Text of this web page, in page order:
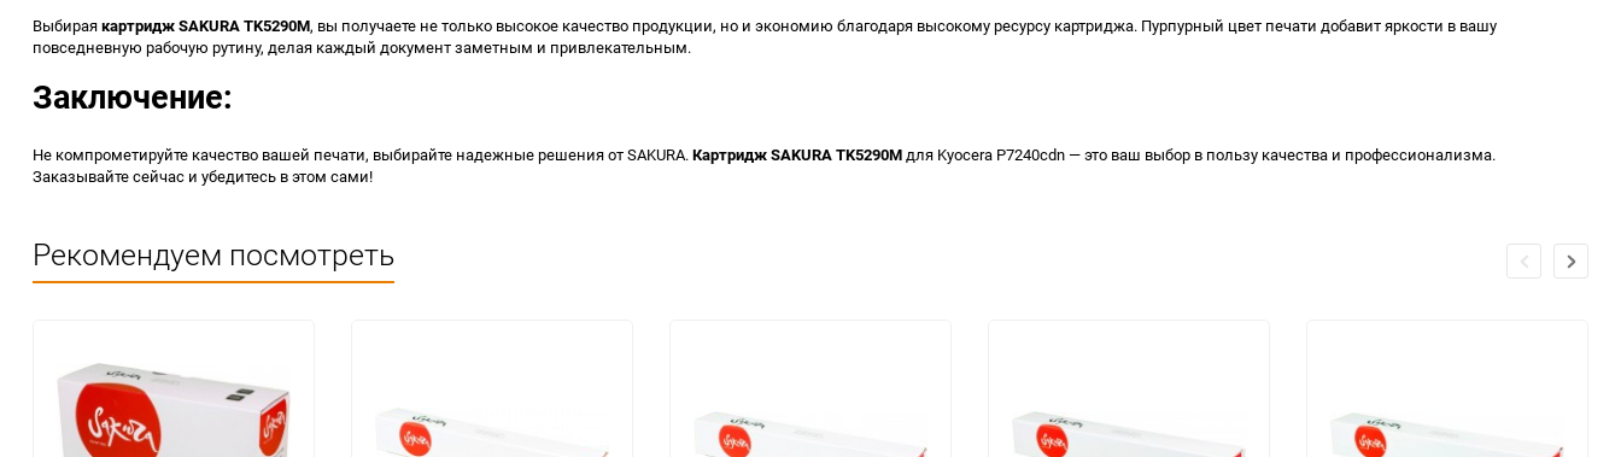
Выбираякартридж SAKURA TK5290M, вы получаете не только высокое качество продукции, но и экономию благодаря высокому ресурсу картриджа. Пурпурный цвет печати добавит яркости в вашу
повседневную рабочую рутину, делая каждый документ заметным и привлекательным.
Заключение:
Не компрометируйте качество вашей печати, выбирайте надежные решения от SAKURA.Картридж SAKURA TK5290Mдля Kyocera P7240cdn — это ваш выбор в пользу качества и профессионализма.
Заказывайте сейчас и убедитесь в этом сами!
Рекомендуем посмотреть